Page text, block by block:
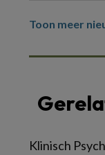
Toon meer
Klinisch